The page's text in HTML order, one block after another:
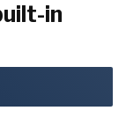
in